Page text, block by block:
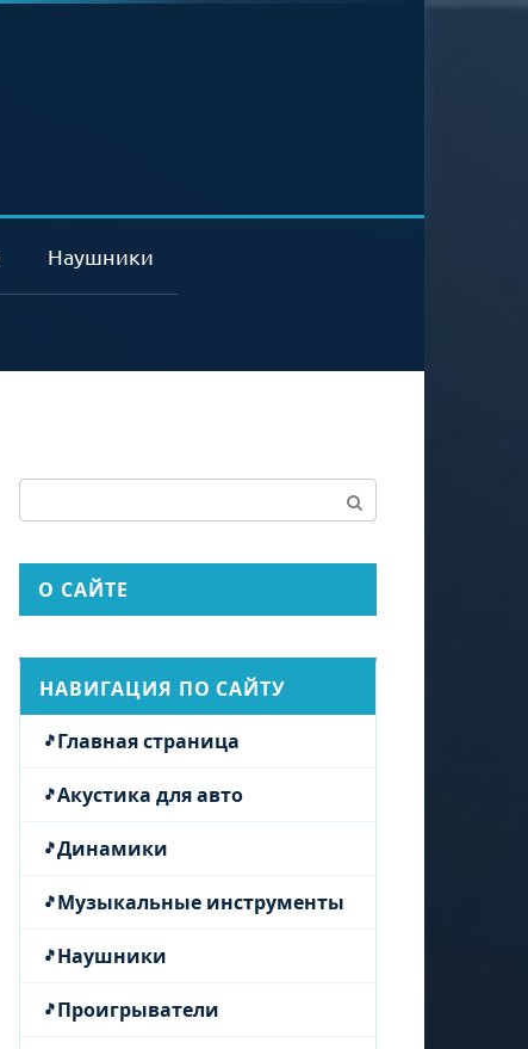
Наушники
О САЙТЕ
НАВИГАЦИЯ ПО САЙТУ
Главная страница
Акустика для авто
Динамики
Музыкальные инструменты
Наушники
Проигрыватели